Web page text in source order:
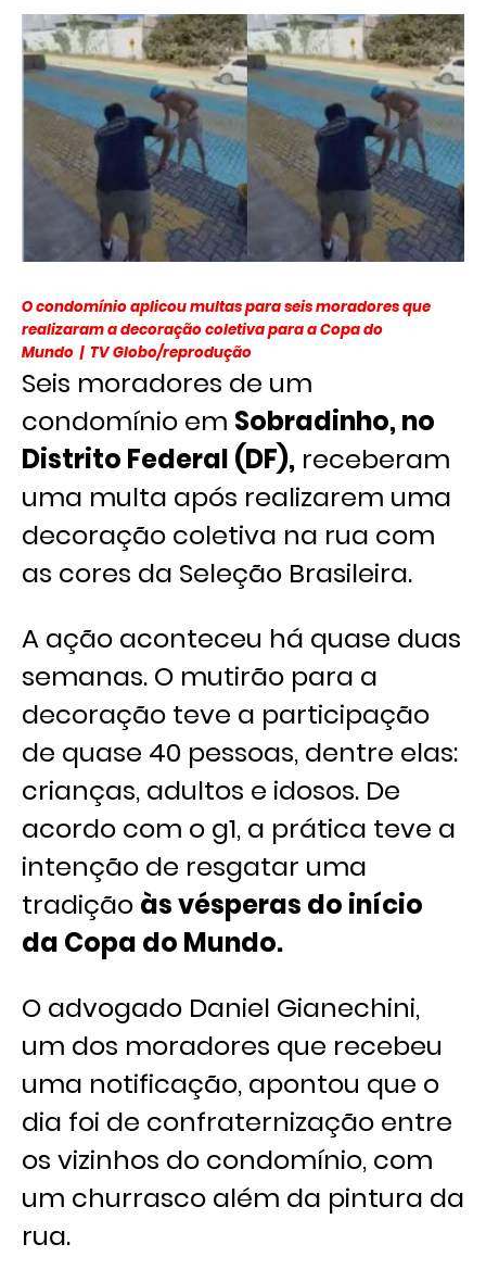
O condomínio aplicou multas para seis moradores que
realizaram a decoração coletiva para a Copa do
Mundo | TV Globo/reprodução
Seis moradores de um
condomínio em Sobradinho, no
Distrito Federal (DF), receberam
uma multa após realizarem uma
decoração coletiva na rua com
as cores da Seleção Brasileira.
A ação aconteceu há quase duas
semanas. O mutirão para a
decoração teve a participação
de quase 40 pessoas, dentre elas:
crianças, adultos e idosos. De
acordo com o g1, a prática teve a
intenção de resgatar uma
tradição às vésperas do início
da Copa do Mundo.
O advogado Daniel Gianechini,
um dos moradores que recebeu
uma notificação, apontou que o
dia foi de confraternização entre
os vizinhos do condomínio, com
um churrasco além da pintura da
rua.